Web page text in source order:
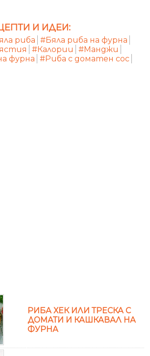
И ИДЕИ:
риба #Бяла риба на фурна
#Калории
#Манджи
фурна #Риба с доматен сос
РИБА ХЕК ИЛИ ТРЕСКА С
ДОМАТИ И КАШКАВАЛ НА
ФУРНА